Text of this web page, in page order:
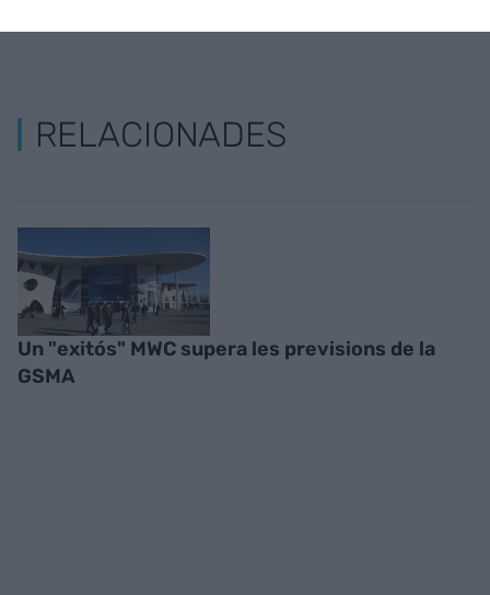
RELACIONADES
Un "exitós" MWC supera les previsions de la
GSMA